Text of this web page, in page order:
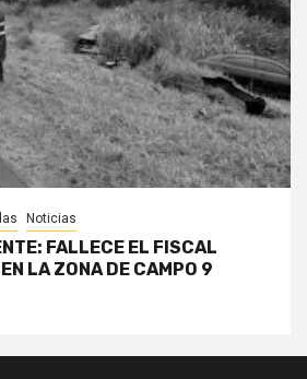
Noticias
FALLECE EL FISCAL
LA ZONA DE CAMPO 9